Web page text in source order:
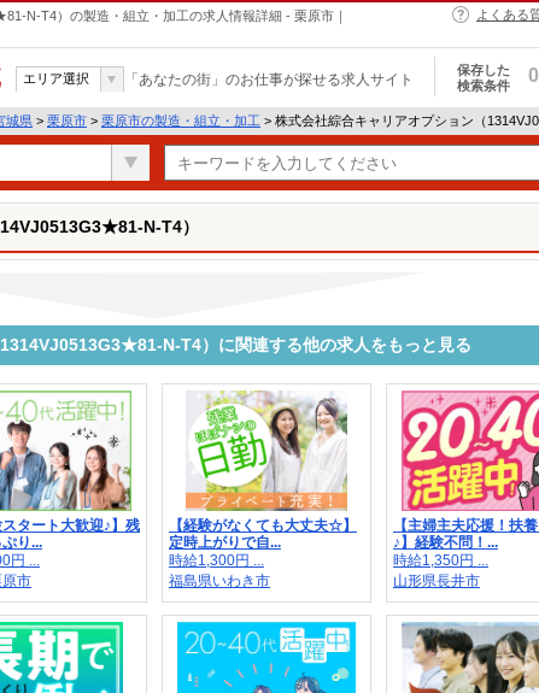
N-T4）の製造・組立・加工の求人情報詳細 - 栗原市｜
よくある
エリア選択 「あなたの街」のお仕事が探せる求人サイト
保存した
検索条件
0
城県 > 栗原市 > 栗原市の製造・組立・加工 > 株式会社綜合キャリアオプション（
N-T4）
N-T4）に関連する他の求人をもっと見る
スタート大歓迎♪】残
り...
円 ...
市
【経験がなくても大丈夫☆】
定時上がりで自...
時給1,300円 ...
福島県いわき市
【主婦主夫応援！扶
♪】経験不問！...
時給1,350円 ...
山形県長井市